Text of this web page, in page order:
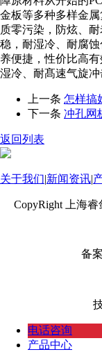
金板等多种多样金
质零污染，防炫、
稳，耐湿冷、耐腐
养便捷，性价比高
湿冷、耐髙速气旋冲
上一条 怎样搞
下一条 冲孔网
返回列表
关于我们|新闻资讯|
CopyRight 上海睿
备
电话咨询
产品中心